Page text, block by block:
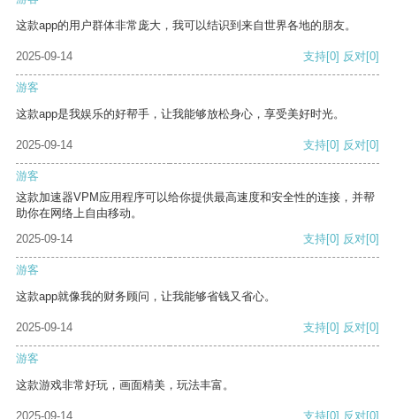
这款app的用户群体非常庞大，我可以结识到来自世界各地的朋友。
2025-09-14 支持[0] 反对[0]
游客
这款app是我娱乐的好帮手，让我能够放松身心，享受美好时光。
2025-09-14 支持[0] 反对[0]
游客
这款加速器VPM应用程序可以给你提供最高速度和安全性的连接，并帮
助你在网络上自由移动。
2025-09-14
支持[0] 反对[0]
游客
这款app就像我的财务顾问，让我能够省钱又省心。
2025-09-14 支持[0] 反对[0]
游客
这款游戏非常好玩，画面精美，玩法丰富。
2025-09-14 支持[0] 反对[0]